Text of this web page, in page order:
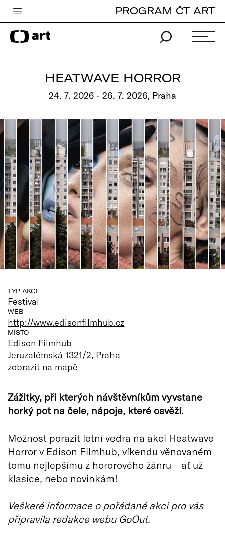
Česká televize
Zpravodajství
Pro děti
edu
Vše o ČT
PROGRAM ČT ART
HEATWAVE HORROR
24. 7. 2026 - 26. 7. 2026, Praha
TYP AKCE
Festival
WEB
http://www.edisonfilmhub.cz
MÍSTO
Edison Filmhub
Jeruzalémská 1321/2, Praha
zobrazit na mapě
Zážitky, při kterých návštěvníkům vyvstane
horký pot na čele, nápoje, které osvěží.
Možnost porazit letní vedra na akci Heatwave
Horror v Edison Filmhub, víkendu věnovaném
tomu nejlepšímu z hororového žánru – ať už
klasice, nebo novinkám!
Veškeré informace o pořádané akci pro vás
připravila redakce webu GoOut.